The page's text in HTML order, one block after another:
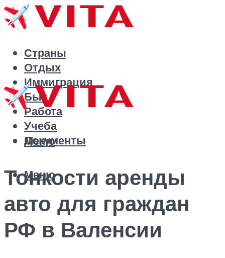
Страны
Отдых
Иммиграция
Быт
Работа
Учеба
Документы
Меню
Меню
Тонкости аренды
авто для граждан
РФ в Валенсии